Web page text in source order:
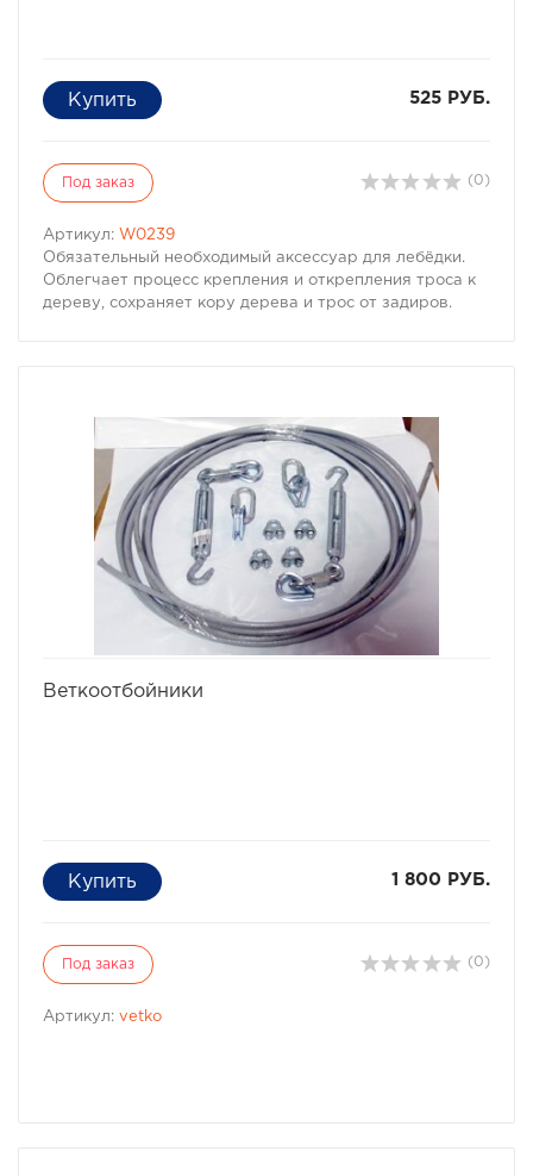
525 РУБ.
Под заказ (0)
Артикул: W0239
Обязательный необходимый аксессуар для лебёдки.
Облегчает процесс крепления и открепления троса к
дереву, сохраняет кору дерева и трос от задиров.
Веткоотбойники
1 800 РУБ.
Под заказ (0)
Артикул: vetko